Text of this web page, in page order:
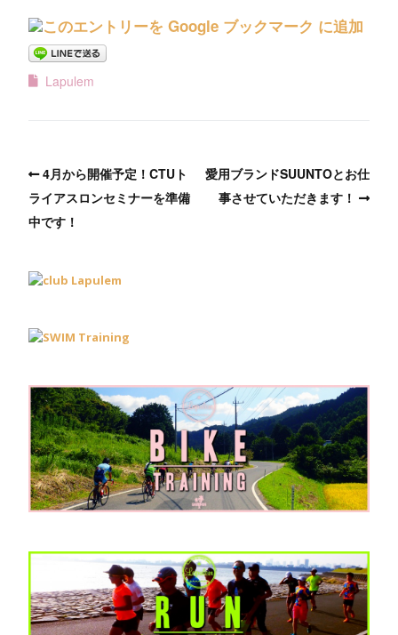
Lapulem
4月から開催予定！CTUト
ライアスロンセミナーを準備
中です！
愛用ブランドSUUNTOとお仕
事させていただきます！